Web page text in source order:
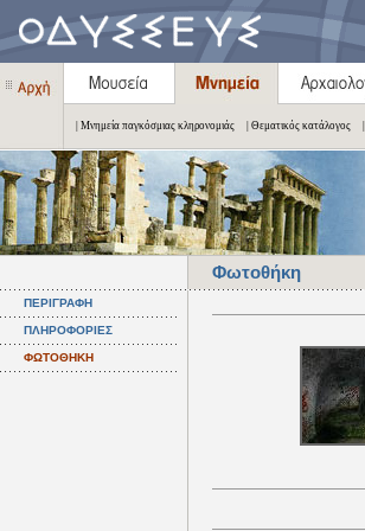
| Μνημεία παγκόσμιας κληρονομιάς | Θεματικός κατάλογος
Φωτοθήκη
ΠΕΡΙΓΡΑΦΗ
ΠΛΗΡΟΦΟΡΙΕΣ
ΦΩΤΟΘΗΚΗ